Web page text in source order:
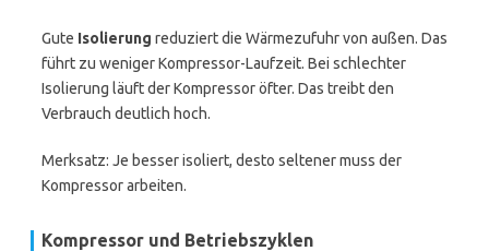
Gute Isolierung reduziert die Wärmezufuhr von außen. Das
führt zu weniger Kompressor-Laufzeit. Bei schlechter
Isolierung läuft der Kompressor öfter. Das treibt den
Verbrauch deutlich hoch.
Merksatz: Je besser isoliert, desto seltener muss der
Kompressor arbeiten.
Kompressor und Betriebszyklen